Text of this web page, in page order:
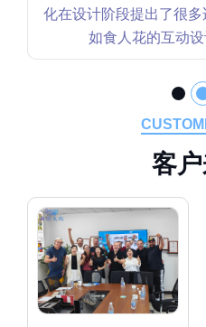
化在设计阶段提出了很
如食人花的互动
客户